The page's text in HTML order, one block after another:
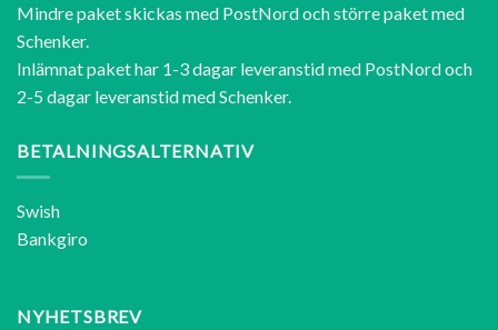
Mindre paket skickas med PostNord och större paket med
Schenker.
Inlämnat paket har 1-3 dagar leveranstid med PostNord och
2-5 dagar leveranstid med Schenker.
BETALNINGSALTERNATIV
Swish
Bankgiro
NYHETSBREV